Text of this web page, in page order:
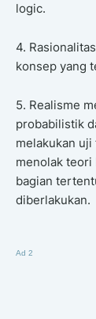
logic.
4.
konsep yang
5. Realisme
probabilistik
melakukan
menolak teori
bagian
diberlakukan.
Ad 2